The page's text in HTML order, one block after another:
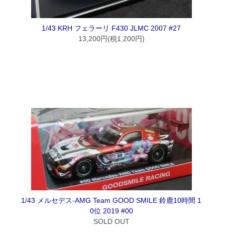
1/43 KRH フェラーリ F430 JLMC 2007 #27
13,200円(税1,200円)
1/43 メルセデス-AMG Team GOOD SMILE 鈴鹿10時間 1
0位 2019 #00
SOLD OUT